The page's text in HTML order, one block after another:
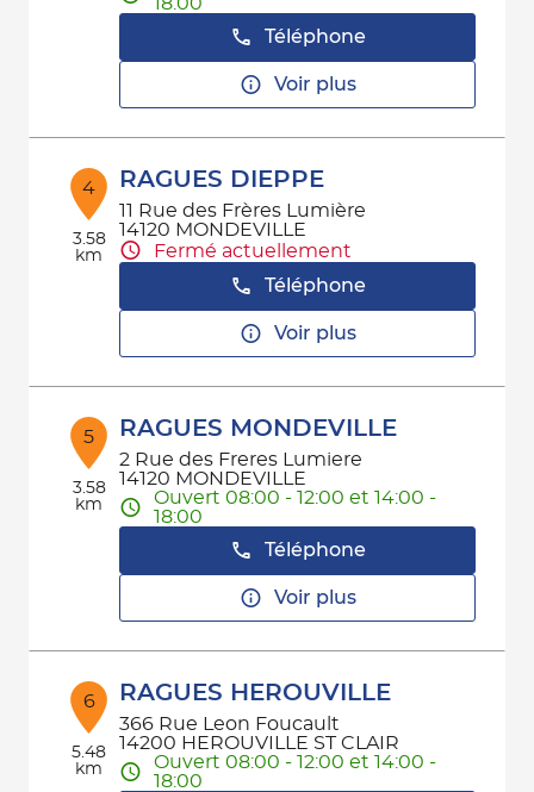
Téléphone
Voir plus
4
3.58
km
RAGUES DIEPPE
11 Rue des Frères Lumière
14120 MONDEVILLE
Fermé actuellement
Téléphone
Voir plus
5
3.58
km
RAGUES MONDEVILLE
2 Rue des Freres Lumiere
14120 MONDEVILLE
Ouvert 08:00 - 12:00 et 14:00 -
18:00
Téléphone
Voir plus
6
5.48
km
RAGUES HEROUVILLE
366 Rue Leon Foucault
14200 HEROUVILLE ST CLAIR
Ouvert 08:00 - 12:00 et 14:00 -
18:00